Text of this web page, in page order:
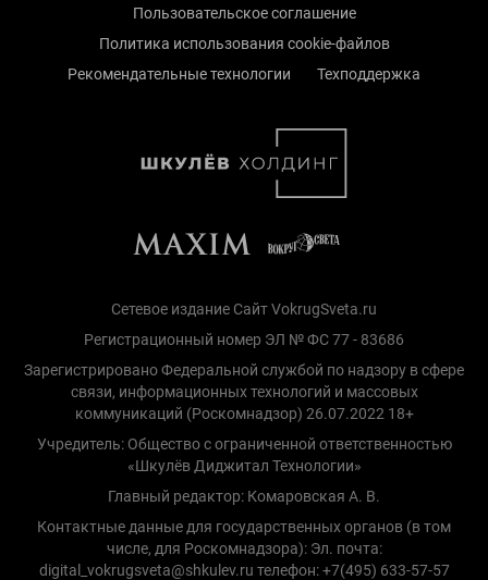
Пользовательское соглашение
Политика использования cookie-файлов
Рекомендательные технологии
Техподдержка
Сетевое издание Сайт VokrugSveta.ru
Регистрационный номер ЭЛ № ФС 77 - 83686
Зарегистрировано Федеральной службой по надзору в сфере
связи, информационных технологий и массовых
коммуникаций (Роскомнадзор) 26.07.2022 18+
Учредитель: Общество с ограниченной ответственностью
«Шкулёв Диджитал Технологии»
Главный редактор: Комаровская А. В.
Контактные данные для государственных органов (в том
числе, для Роскомнадзора): Эл. почта:
digital_vokrugsveta@shkulev.ru телефон: +7(495) 633-57-57